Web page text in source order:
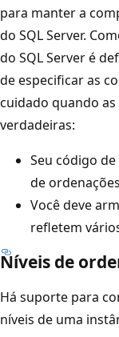
para manter a
do SQL Server.
do SQL Server é
de especificar as
cuidado quando
verdadeiras:
Seu código
de
Você deve
refletem
Níveis de
Há suporte para
níveis de uma